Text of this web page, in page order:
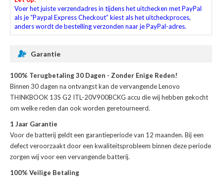
Voer het juiste verzendadres in tijdens het uitchecken met PayPal
als je “Paypal Express Checkout” kiest als het uitcheckproces,
anders wordt de bestelling verzonden naar je PayPal-adres.
Garantie
100% Terugbetaling 30 Dagen - Zonder Enige Reden!
Binnen 30 dagen na ontvangst kan devervangende Lenovo
THINKBOOK 13S G2 ITL-20V900BCKG accu die wij hebben gekocht
om welke reden dan ook worden geretourneerd.
1 Jaar Garantie
Voor debatterij geldt een garantieperiode van 12 maanden. Bij een
defect veroorzaakt door een kwaliteitsprobleem binnen deze periode
zorgen wij voor een vervangende batterij.
100% Veilige Betaling